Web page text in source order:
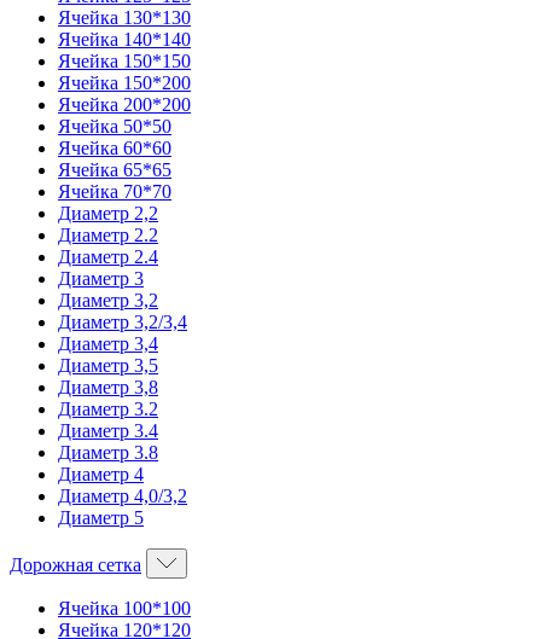
Ячейка 130*130
Ячейка 140*140
Ячейка 150*150
Ячейка 150*200
Ячейка 200*200
Ячейка 50*50
Ячейка 60*60
Ячейка 65*65
Ячейка 70*70
Диаметр 2,2
Диаметр 2.2
Диаметр 2.4
Диаметр 3
Диаметр 3,2
Диаметр 3,2/3,4
Диаметр 3,4
Диаметр 3,5
Диаметр 3,8
Диаметр 3.2
Диаметр 3.4
Диаметр 3.8
Диаметр 4
Диаметр 4,0/3,2
Диаметр 5
Дорожная сетка
Ячейка 100*100
Ячейка 120*120